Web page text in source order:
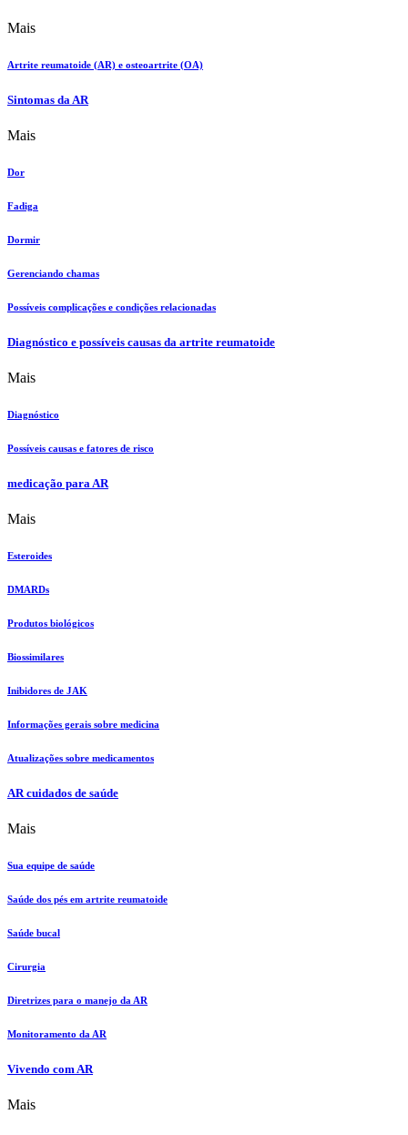
Mais
Artrite reumatoide (AR) e osteoartrite (OA)
Sintomas da AR
Mais
Dor
Fadiga
Dormir
Gerenciando chamas
Possíveis complicações e condições relacionadas
Diagnóstico e possíveis causas da artrite reumatoide
Mais
Diagnóstico
Possíveis causas e fatores de risco
medicação para AR
Mais
Esteroides
DMARDs
Produtos biológicos
Biossimilares
Inibidores de JAK
Informações gerais sobre medicina
Atualizações sobre medicamentos
AR cuidados de saúde
Mais
Sua equipe de saúde
Saúde dos pés em artrite reumatoide
Saúde bucal
Cirurgia
Diretrizes para o manejo da AR
Monitoramento da AR
Vivendo com AR
Mais